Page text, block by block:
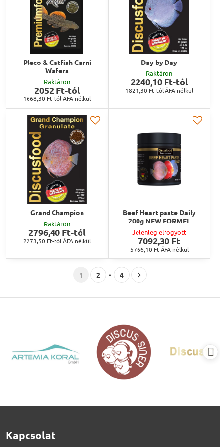
Pleco & Catfish Carni
Wafers
Raktáron
2052 Ft-tól
1668,30 Ft-tólÁFA nélkül
Day by Day
Raktáron
2240,10 Ft-tól
1821,30 Ft-tólÁFA nélkül
Grand Champion
Raktáron
2796,40 Ft-tól
2273,50 Ft-tólÁFA nélkül
Beef Heart paste Daily
200g NEW FORMEL
Jelenleg elfogyott
7092,30 Ft
5766,10 FtÁFA nélkül
1 2 4
Kapcsolat